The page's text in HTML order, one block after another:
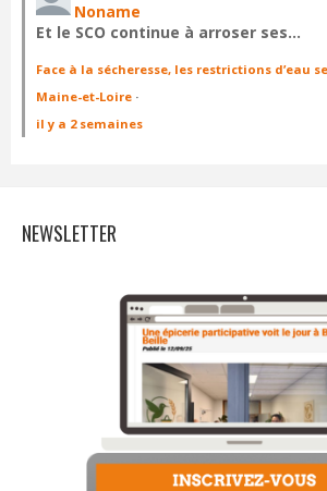
Noname
Et le SCO continue à arroser ses…
Face à la sécheresse, les restrictions d’eau
Maine-et-Loire ·
il y a 2 semaines
NEWSLETTER